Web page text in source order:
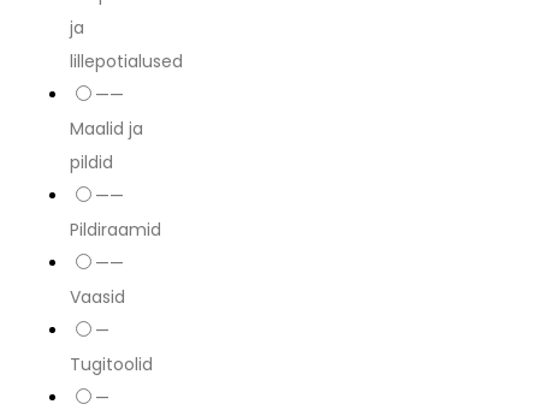
ja
lillepotialused
——
Maalid ja
pildid
——
Pildiraamid
——
Vaasid
—
Tugitoolid
—